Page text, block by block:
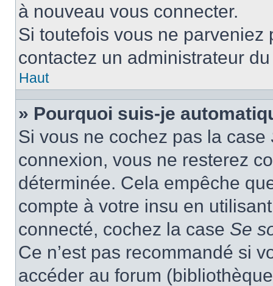
à nouveau vous connecter.
Si toutefois vous ne
contactez un administrateur
Haut
» Pourquoi suis-je
Si vous ne cochez pas la case
connexion, vous ne resterez
déterminée. Cela empêche
compte à votre insu en
connecté, cochez la case Se
Ce n’est pas recommandé si
accéder au forum